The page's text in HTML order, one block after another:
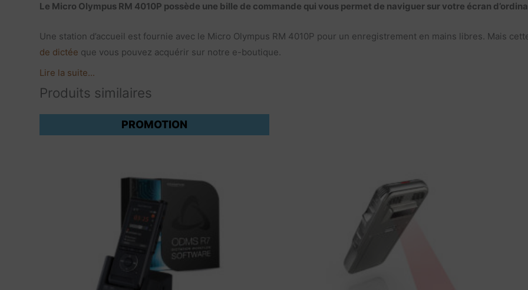
Le Micro Olympus RM 4010P possède une bille de commande qui vous permet de naviguer sur votre écran
Une station d’accueil est fournie avec le Micro Olympus RM 4010P pour un enregistrement en mains libres. Mais
de dictée que vous pouvez acquérir sur notre e-boutique.
Lire la suite...
Produits similaires
PROMOTION